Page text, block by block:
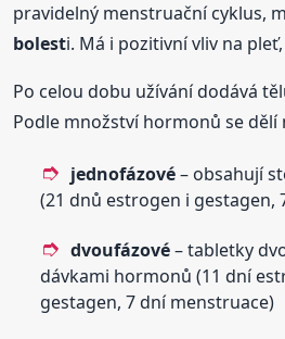
pravidelný menstruační cyklus,
bolesti. Má i pozitivní vliv na
Po celou dobu užívání dodává
Podle množství hormonů se dělí
jednofázové– obsahují
(21 dnů estrogen i gestagen,
dvoufázové– tabletky
dávkami hormonů (11 dní
gestagen, 7 dní menstruace)